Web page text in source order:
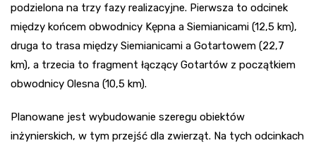
podzielona na trzy fazy realizacyjne. Pierwsza to odcinek
między końcem obwodnicy Kępna a Siemianicami (12,5 km),
druga to trasa między Siemianicami a Gotartowem (22,7
km), a trzecia to fragment łączący Gotartów z początkiem
obwodnicy Olesna (10,5 km).
Planowane jest wybudowanie szeregu obiektów
inżynierskich, w tym przejść dla zwierząt. Na tych odcinkach